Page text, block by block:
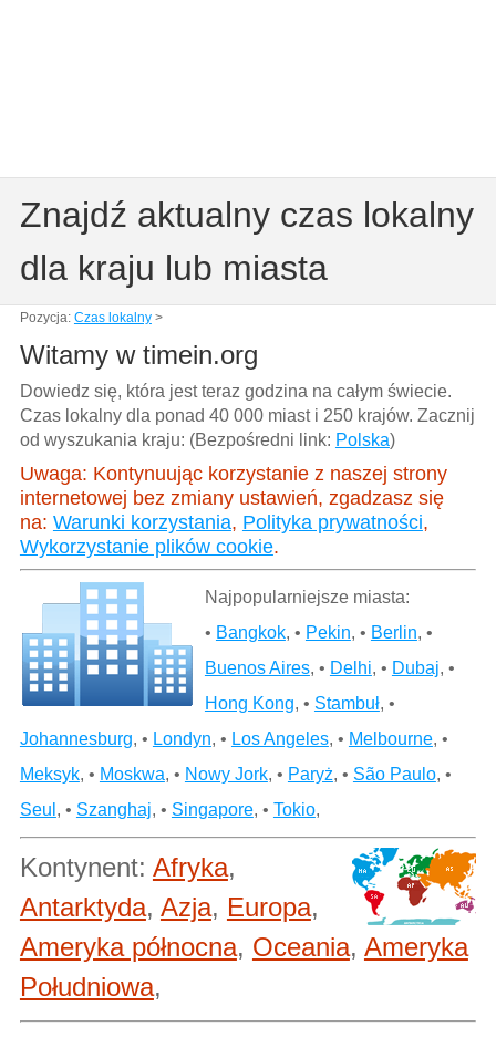
Znajdź aktualny czas lokalny
dla kraju lub miasta
Pozycja: Czas lokalny>
Witamy w timein.org
Dowiedz się, która jest teraz godzina na całym świecie.
Czas lokalny dla ponad 40 000 miast i 250 krajów. Zacznij
od wyszukania kraju: (Bezpośredni link: Polska)
Uwaga: Kontynuując korzystanie z naszej strony
internetowej bez zmiany ustawień, zgadzasz się
na: Warunki korzystania, Polityka prywatności,
Wykorzystanie plików cookie.
Najpopularniejsze miasta:
• Bangkok, • Pekin, • Berlin, •
Buenos Aires, • Delhi, • Dubaj, •
Hong Kong, • Stambuł, •
Johannesburg, • Londyn, • Los Angeles, • Melbourne, •
Meksyk, • Moskwa, • Nowy Jork, • Paryż, • São Paulo, •
Seul , • Szanghaj, • Singapore, • Tokio,
Kontynent: Afryka,
Antarktyda, Azja, Europa,
Ameryka północna, Oceania, Ameryka
Południowa,